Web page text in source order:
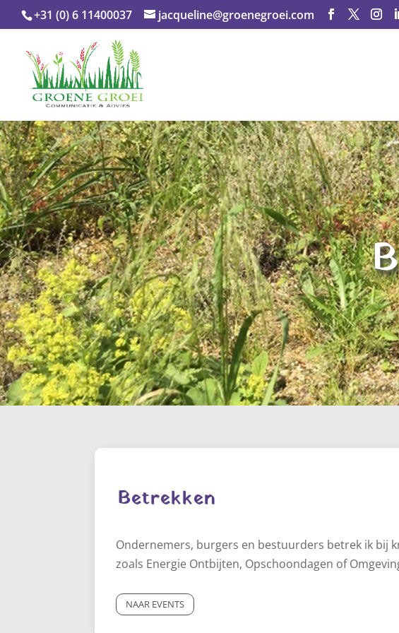
+31 (0) 6 11400037 jacqueline@groenegroei.com
Betrekken
Ondernemers, burgers en bestuurders betrek ik bij
zoals Energie Ontbijten, Opschoondagen of
NAAR EVENTS